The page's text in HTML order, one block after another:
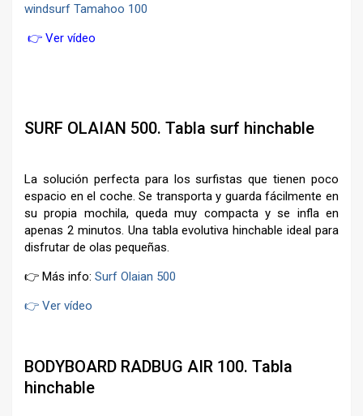
windsurf Tamahoo 100
👉 Ver vídeo
SURF OLAIAN 500. Tabla surf hinchable
La solución perfecta para los surfistas que tienen poco
espacio en el coche. Se transporta y guarda fácilmente en
su propia mochila, queda muy compacta y se infla en
apenas 2 minutos. Una tabla evolutiva hinchable ideal para
disfrutar de olas pequeñas.
👉 Más info: Surf Olaian 500
👉 Ver vídeo
BODYBOARD RADBUG AIR 100. Tabla
hinchable